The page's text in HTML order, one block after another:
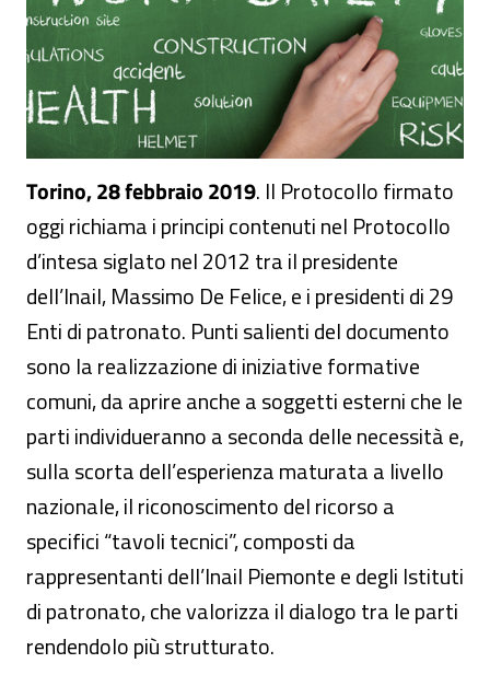
Torino, 28 febbraio 2019. Il Protocollo firmato
oggi richiama i principi contenuti nel Protocollo
d’intesa siglato nel 2012 tra il presidente
dell’Inail, Massimo De Felice, e i presidenti di 29
Enti di patronato. Punti salienti del documento
sono la realizzazione di iniziative formative
comuni, da aprire anche a soggetti esterni che le
parti individueranno a seconda delle necessità e,
sulla scorta dell’esperienza maturata a livello
nazionale, il riconoscimento del ricorso a
specifici “tavoli tecnici”, composti da
rappresentanti dell’Inail Piemonte e degli Istituti
di patronato, che valorizza il dialogo tra le parti
rendendolo più strutturato.